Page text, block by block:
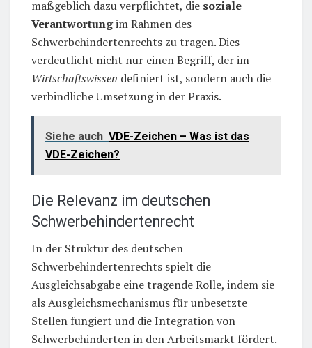
maßgeblich dazu verpflichtet, die soziale
Verantwortungim Rahmen des
Schwerbehindertenrechts zu tragen. Dies
verdeutlicht nicht nur einen Begriff, der im
Wirtschaftswissen definiert ist, sondern auch die
verbindliche Umsetzung in der Praxis.
Siehe auch VDE-Zeichen – Was ist das
VDE-Zeichen?
Die Relevanz im deutschen
Schwerbehindertenrecht
In der Struktur des deutschen
Schwerbehindertenrechts spielt die
Ausgleichsabgabe eine tragende Rolle, indem sie
als Ausgleichsmechanismus für unbesetzte
Stellen fungiert und die Integration von
Schwerbehinderten in den Arbeitsmarkt fördert.